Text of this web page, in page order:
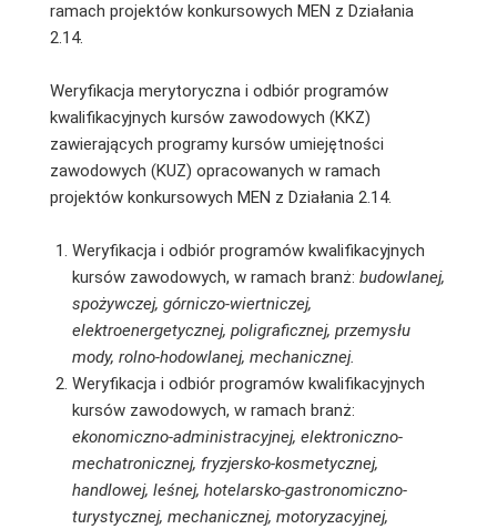
ramach projektów konkursowych MEN z Działania
2.14.
Weryfikacja merytoryczna i odbiór programów
kwalifikacyjnych kursów zawodowych (KKZ)
zawierających programy kursów umiejętności
zawodowych (KUZ) opracowanych w ramach
projektów konkursowych MEN z Działania 2.14.
Weryfikacja i odbiór programów kwalifikacyjnych
kursów zawodowych, w ramach branż: budowlanej,
spożywczej, górniczo-wiertniczej,
elektroenergetycznej, poligraficznej, przemysłu
mody, rolno-hodowlanej, mechanicznej.
Weryfikacja i odbiór programów kwalifikacyjnych
kursów zawodowych, w ramach branż:
ekonomiczno-administracyjnej, elektroniczno-
mechatronicznej, fryzjersko-kosmetycznej,
handlowej, leśnej, hotelarsko-gastronomiczno-
turystycznej, mechanicznej, motoryzacyjnej,